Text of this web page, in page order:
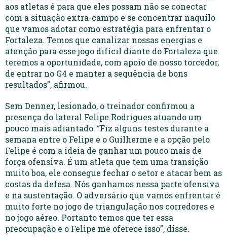
aos atletas é para que eles possam não se conectar
com a situação extra-campo e se concentrar naquilo
que vamos adotar como estratégia para enfrentar o
Fortaleza. Temos que canalizar nossas energias e
atenção para esse jogo difícil diante do Fortaleza que
teremos a oportunidade, com apoio de nosso torcedor,
de entrar no G4 e manter a sequência de bons
resultados”, afirmou.
Sem Denner, lesionado, o treinador confirmou a
presença do lateral Felipe Rodrigues atuando um
pouco mais adiantado: “Fiz alguns testes durante a
semana entre o Felipe e o Guilherme e a opção pelo
Felipe é com a ideia de ganhar um pouco mais de
força ofensiva. É um atleta que tem uma transição
muito boa, ele consegue fechar o setor e atacar bem as
costas da defesa. Nós ganhamos nessa parte ofensiva
e na sustentação. O adversário que vamos enfrentar é
muito forte no jogo de triangulação nos corredores e
no jogo aéreo. Portanto temos que ter essa
preocupação e o Felipe me oferece isso”, disse.